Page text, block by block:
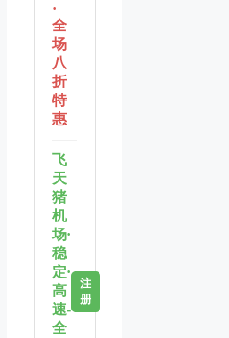
·
全
场
八
折
特
惠
飞
天
猪
机
场·
稳
定·
高
速-
全
注
册